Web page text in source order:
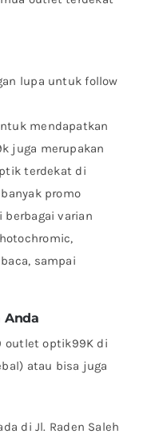
lupa untuk follow
mendapatkan
juga merupakan
terdekat di
promo
varian
sampai
Anda
outlet optik99K di
atau bisa juga
di Jl. Raden Saleh